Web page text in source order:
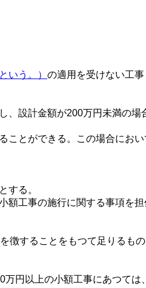
いう。） の適用を受けない工
設計金額が200万円未満の場
とができる。この場合にお
する。
工事の施行に関する事項を担
することをもつて足りるもの
円以上の小額工事にあつて